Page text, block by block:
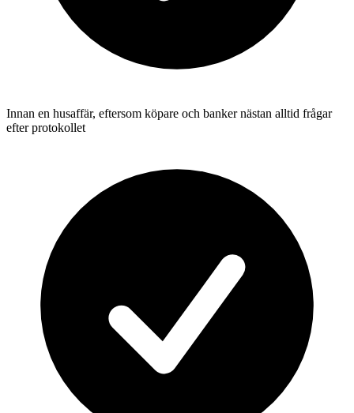
Innan en husaffär, eftersom köpare och banker nästan alltid frågar
efter protokollet